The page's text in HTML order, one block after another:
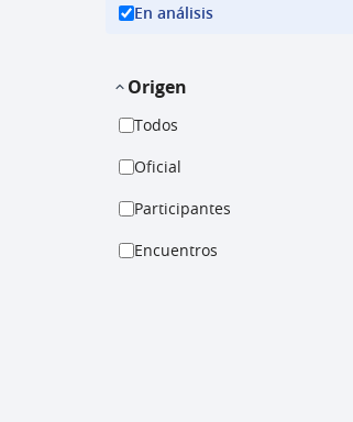
En análisis
Origen
Todos
Oficial
Participantes
Encuentros